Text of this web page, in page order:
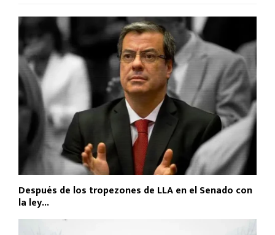
Después de los tropezones de LLA en el Senado con
la ley...